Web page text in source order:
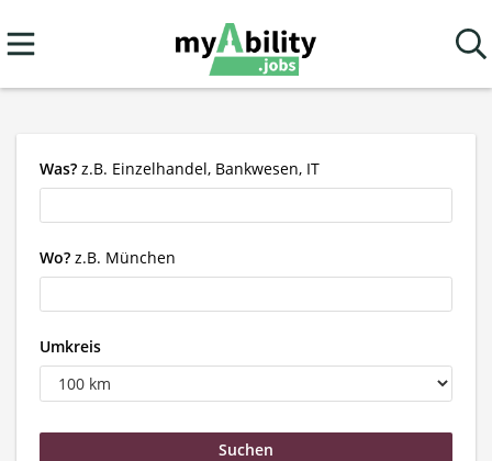
Was? z.B. Einzelhandel, Bankwesen, IT
Wo? z.B. München
Umkreis